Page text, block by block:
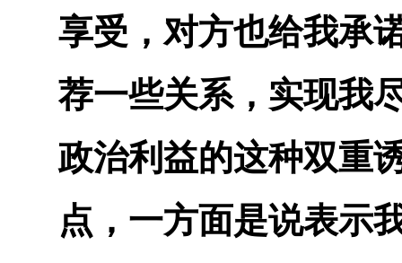
享受，对方也给我承
荐一些关系，实现我
政治利益的这种双重
点，一方面是说表示